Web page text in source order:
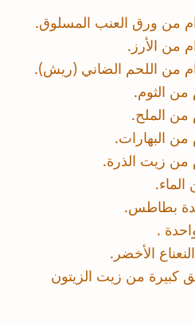
الملح.
النعناع الأخضر.